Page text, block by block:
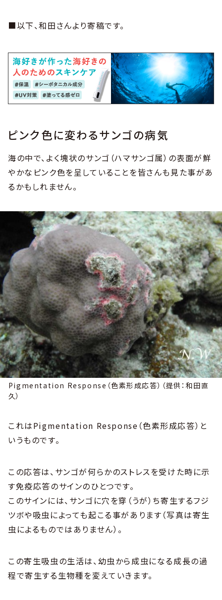
■以下、和田さんより寄稿です。
ピンク色に変わるサンゴの病気
海の中で、よく塊状のサンゴ（ハマサンゴ属）の表面が鮮
やかなピンク色を呈していることを皆さんも見た事があ
るかもしれません。
Pigmentation Response（色素形成応答）（提供：和田直
久）
これはPigmentation Response（色素形成応答）と
いうものです。
この応答は、サンゴが何らかのストレスを受けた時に示
す免疫応答のサインのひとつです。
このサインには、サンゴに穴を穿（うが）ち寄生するフジ
ツボや吸虫によっても起こる事があります（写真は寄生
虫によるものではありません）。
この寄生吸虫の生活は、幼虫から成虫になる成長の過
程で寄生する生物種を変えていきます。